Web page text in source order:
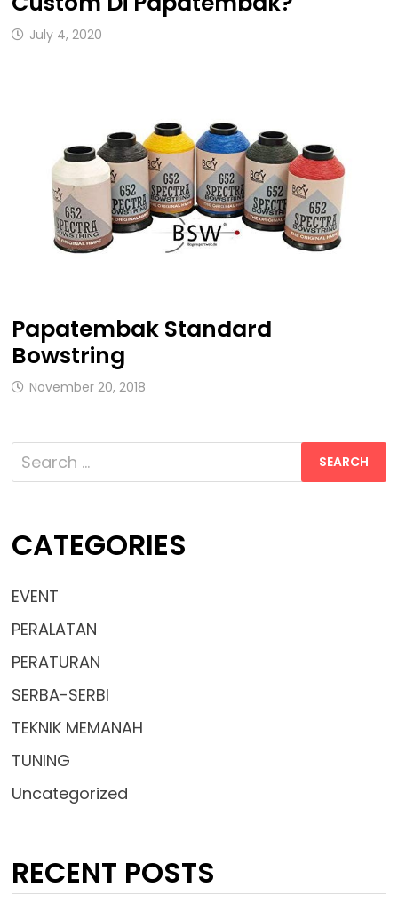
July 4, 2020
Papatembak Standard
Bowstring
November 20, 2018
Search
for:
CATEGORIES
EVENT
PERALATAN
PERATURAN
SERBA-SERBI
TEKNIK MEMANAH
TUNING
Uncategorized
RECENT POSTS